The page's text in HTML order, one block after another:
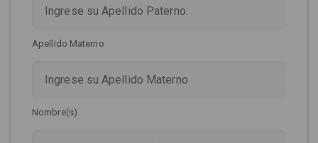
Apellido Materno
Nombre(s)